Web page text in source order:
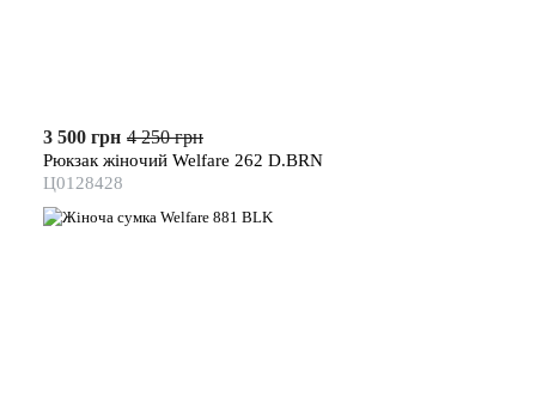
3 500 грн 4 250 грн
Рюкзак жіночий Welfare 262 D.BRN
Ц0128428